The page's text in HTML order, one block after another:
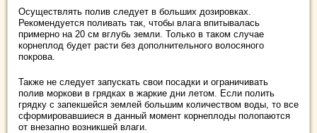
Осуществлять полив следует в больших дозировках.
Рекомендуется поливать так, чтобы влага впитывалась
примерно на 20 см вглубь земли. Только в таком случае
корнеплод будет расти без дополнительного волосяного
покрова.
Также не следует запускать свои посадки и ограничивать
полив моркови в грядках в жаркие дни летом. Если полить
грядку с запекшейся землей большим количеством воды, то все
сформировавшиеся в данный момент корнеплоды полопаются
от внезапно возникшей влаги.